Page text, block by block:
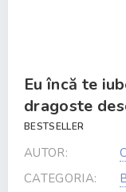
Eu încă te
dragoste
BESTSELLER
AUTOR:
CATEGORIA: